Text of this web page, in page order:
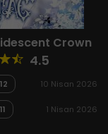
Crown
4.5
10 Nisan 2026
1 Nisan 2026